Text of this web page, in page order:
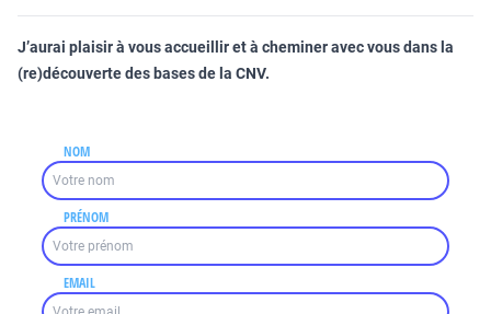
J’aurai plaisir à vous accueillir et à cheminer avec vous dans la
(re)découverte des bases de la CNV.
NOM
PRÉNOM
EMAIL